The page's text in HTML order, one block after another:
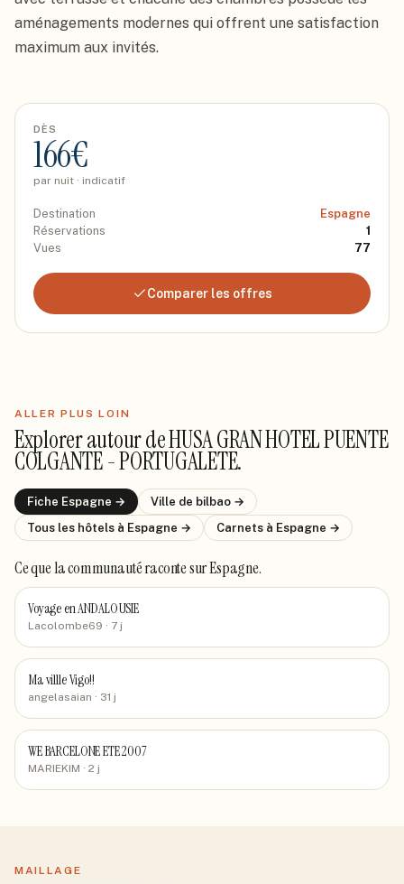
aménagements modernes qui offrent une satisfaction
maximum aux invités.
DÈS
166€
par nuit · indicatif
Destination
Espagne
Réservations
1
Vues
77
Comparer les offres
ALLER PLUS LOIN
Explorer autour deHUSA GRAN HOTEL PUENTE
COLGANTE - PORTUGALETE.
Fiche Espagne → Ville de bilbao →
Tous les hôtels à Espagne → Carnets à Espagne →
Ce que la communauté racontesur Espagne.
Voyage en ANDALOUSIE
Lacolombe69 · 7 j
Ma villle Vigo!!
angelasaian · 31 j
WE BARCELONE ETE 2007
MARIEKIM · 2 j
MAILLAGE